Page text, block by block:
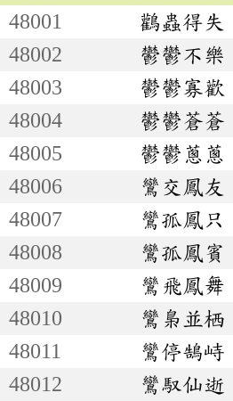
48001
鸛蟲得失
48002
鬱鬱不樂
48003
鬱鬱寡歡
48004
鬱鬱蒼蒼
48005
鬱鬱蔥蔥
48006
鸞交鳳友
48007
鸞孤鳳只
48008
鸞孤鳳賓
48009
鸞飛鳳舞
48010
鸞梟並栖
48011
鸞停鵠峙
48012
鸞馭仙逝